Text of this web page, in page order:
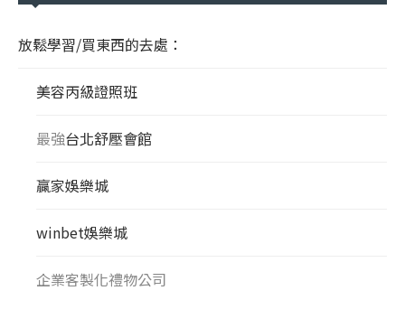
放鬆學習/買東西的去處：
美容丙級證照班
最強台北舒壓會館
贏家娛樂城
winbet娛樂城
企業客製化禮物公司